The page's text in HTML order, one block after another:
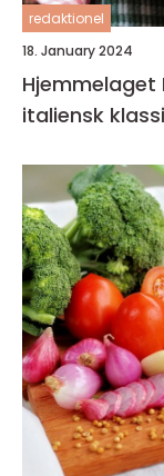
redaktionel
18. January 2024
Hjemmelaget
italiensk